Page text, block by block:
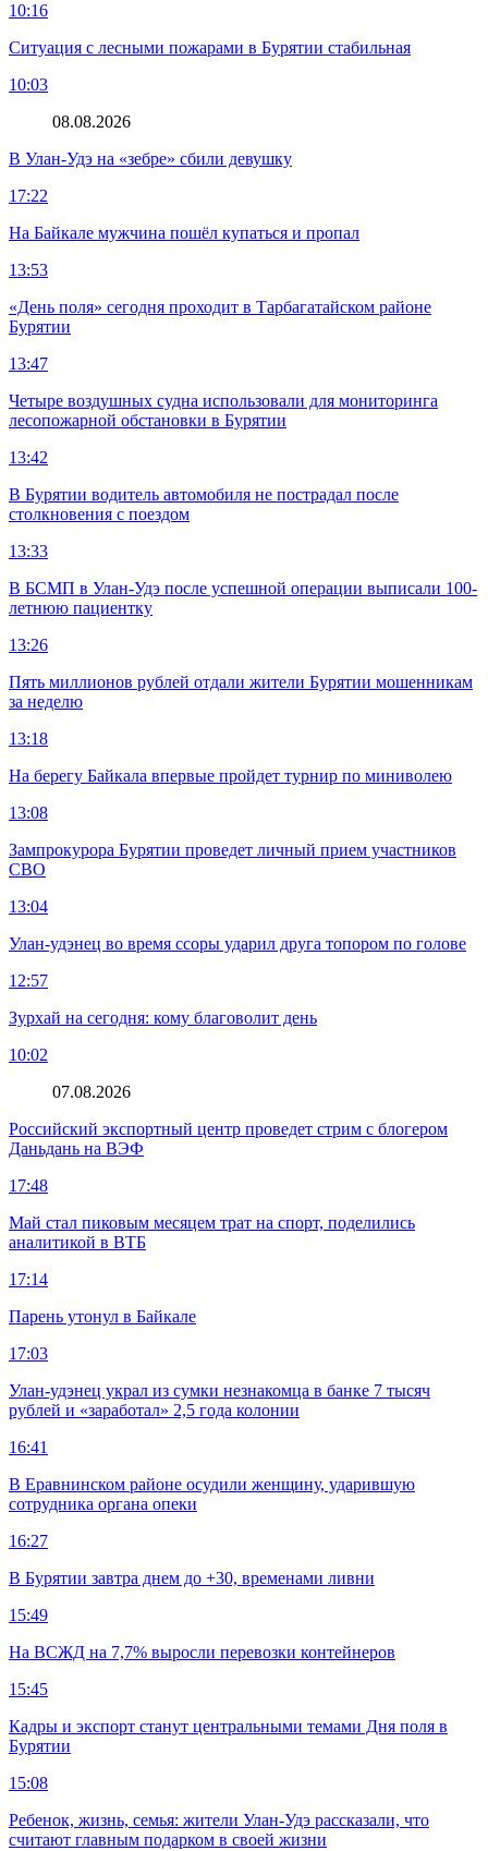
10:16
Ситуация с лесными пожарами в Бурятии стабильная
10:03
08.08.2026
В Улан-Удэ на «зебре» сбили девушку
17:22
На Байкале мужчина пошёл купаться и пропал
13:53
«День поля» сегодня проходит в Тарбагатайском районе
Бурятии
13:47
Четыре воздушных судна использовали для мониторинга
лесопожарной обстановки в Бурятии
13:42
В Бурятии водитель автомобиля не пострадал после
столкновения с поездом
13:33
В БСМП в Улан-Удэ после успешной операции выписали 100-
летнюю пациентку
13:26
Пять миллионов рублей отдали жители Бурятии мошенникам
за неделю
13:18
На берегу Байкала впервые пройдет турнир по миниволею
13:08
Зампрокурора Бурятии проведет личный прием участников
СВО
13:04
Улан-удэнец во время ссоры ударил друга топором по голове
12:57
Зурхай на сегодня: кому благоволит день
10:02
07.08.2026
Российский экспортный центр проведет стрим с блогером
Даньдань на ВЭФ
17:48
Май стал пиковым месяцем трат на спорт, поделились
аналитикой в ВТБ
17:14
Парень утонул в Байкале
17:03
Улан-удэнец украл из сумки незнакомца в банке 7 тысяч
рублей и «заработал» 2,5 года колонии
16:41
В Еравнинском районе осудили женщину, ударившую
сотрудника органа опеки
16:27
В Бурятии завтра днем до +30, временами ливни
15:49
На ВСЖД на 7,7% выросли перевозки контейнеров
15:45
Кадры и экспорт станут центральными темами Дня поля в
Бурятии
15:08
Ребенок, жизнь, семья: жители Улан-Удэ рассказали, что
считают главным подарком в своей жизни